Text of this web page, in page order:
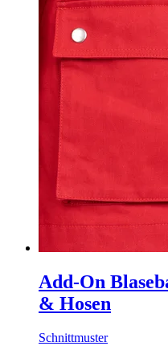
Add-On
& Hosen
Schnittmuster